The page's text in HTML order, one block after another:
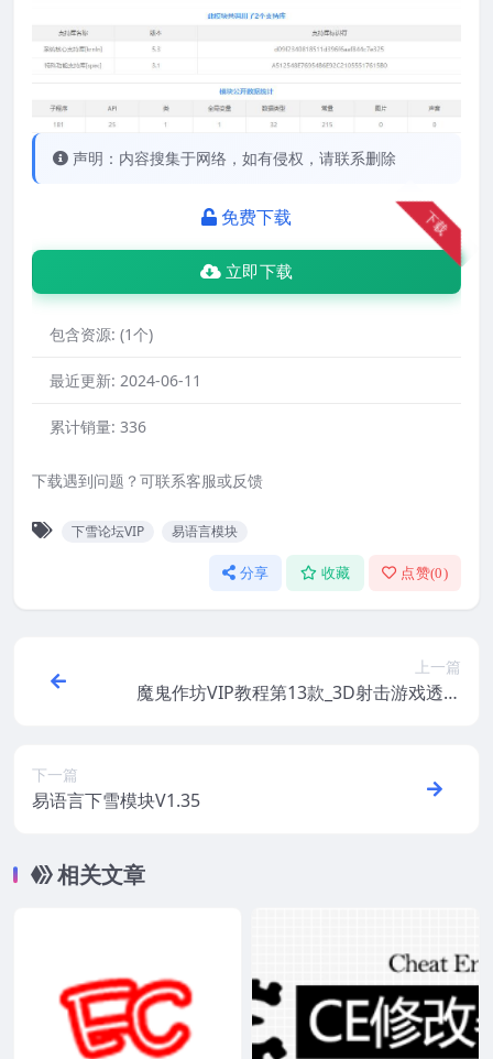
声明：内容搜集于网络，如有侵权，请联系删除
下载
免费下载
立即下载
包含资源: (1个)
最近更新: 2024-06-11
累计销量: 336
下载遇到问题？可联系客服或反馈
下雪论坛VIP 易语言模块
分享 收藏 点赞(0)
上一篇
魔鬼作坊VIP教程第13款_3D射击游戏透视
下一篇
易语言下雪模块V1.35
相关文章